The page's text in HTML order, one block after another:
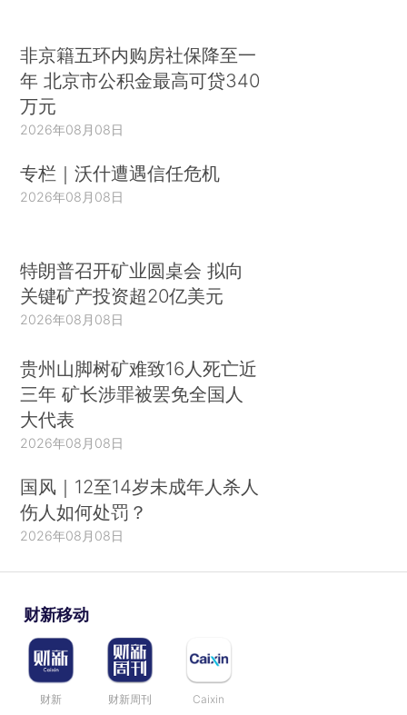
非京籍五环内购房社保降至一
年 北京市公积金最高可贷340
万元
2026年08月08日
专栏｜沃什遭遇信任危机
2026年08月08日
特朗普召开矿业圆桌会 拟向
关键矿产投资超20亿美元
2026年08月08日
贵州山脚树矿难致16人死亡近
三年 矿长涉罪被罢免全国人
大代表
2026年08月08日
国风｜12至14岁未成年人杀人
伤人如何处罚？
2026年08月08日
财新移动
财新 财新周刊 Caixin